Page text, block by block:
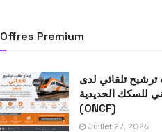
Offres Premium
ترشيح تلقائي لدى
للسكك الحديدية
(ONCF)
Juillet 27, 2026